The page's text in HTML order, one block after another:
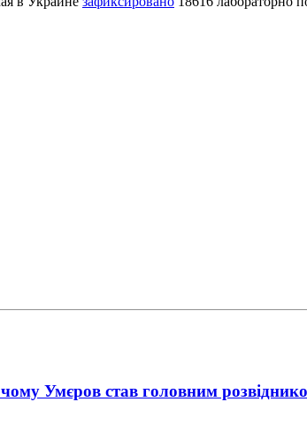
Умєров став головним